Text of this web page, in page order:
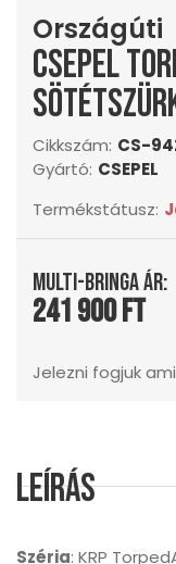
Országúti
Csepel
Cikkszám: CS-
Gyártó: CSEPEL
Termékstátusz:
Multi-Bringa ár:
241 900 Ft
Jelezni fogjuk
Leírás
Széria: KRP